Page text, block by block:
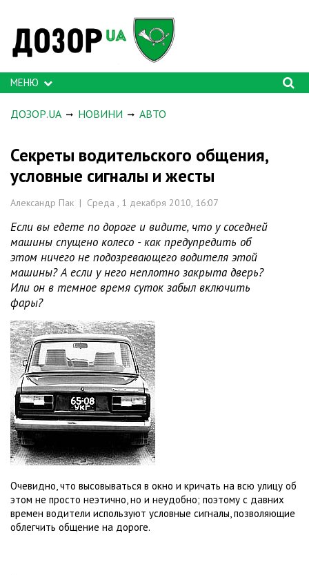
МЕНЮ
ДОЗОР.UA НОВИНИ АВТО
Секреты водительского общения,
условные сигналы и жесты
Александр Пак | Среда , 1 декабря 2010, 16:07
Если вы едете по дороге и видите, что у соседней
машины спущено колесо - как предупредить об
этом ничего не подозревающего водителя этой
машины? А если у него неплотно закрыта дверь?
Или он в темное время суток забыл включить
фары?
Очевидно, что высовываться в окно и кричать на всю улицу об
этом не просто неэтично, но и неудобно; поэтому с давних
времен водители используют условные сигналы, позволяющие
облегчить общение на дороге.